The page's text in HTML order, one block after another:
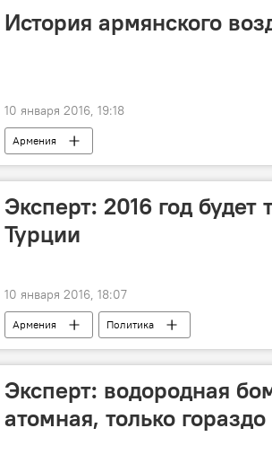
История армянского
10 января 2016, 19:18
Армения
Эксперт: 2016 год
Турции
10 января 2016, 18:07
Армения Политика
Эксперт: водородная
атомная, только